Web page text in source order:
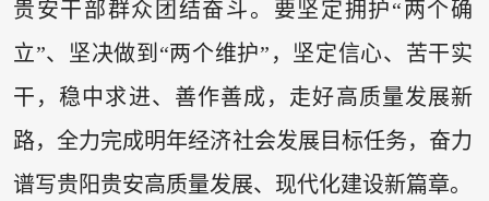
贵安干部群众团结奋斗。要坚定拥护“两个确
立”、坚决做到“两个维护”，坚定信心、苦干实
干，稳中求进、善作善成，走好高质量发展新
路，全力完成明年经济社会发展目标任务，奋力
谱写贵阳贵安高质量发展、现代化建设新篇章。